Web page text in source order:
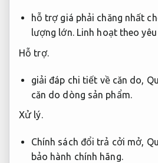
hỗ trợ giá phải chăng nhất
lượng lớn. Linh hoạt theo yêu
Hỗ trợ.
giải đáp chi tiết về căn do,
căn do dòng sản phẩm.
Xử lý.
Chính sách đổi trả cởi mở,
bảo hành chính hãng.